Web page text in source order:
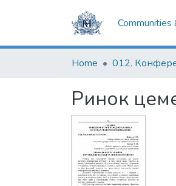
Communities
Home
Ринок